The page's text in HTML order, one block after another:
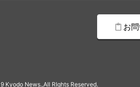
お
Kyodo News.,All RIghts Reserved.